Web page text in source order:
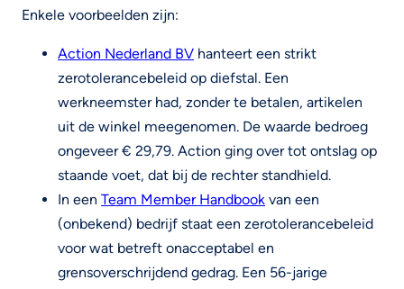
Enkele voorbeelden zijn:
Action Nederland BV hanteert een strikt
zerotolerancebeleid op diefstal. Een
werkneemster had, zonder te betalen, artikelen
uit de winkel meegenomen. De waarde bedroeg
ongeveer € 29,79. Action ging over tot ontslag op
staande voet, dat bij de rechter standhield.
In een Team Member Handbook van een
(onbekend) bedrijf staat een zerotolerancebeleid
voor wat betreft onacceptabel en
grensoverschrijdend gedrag. Een 56-jarige